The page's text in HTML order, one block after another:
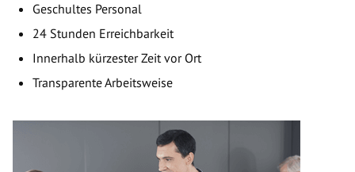
Geschultes Personal
24 Stunden Erreichbarkeit
Innerhalb kürzester Zeit vor Ort
Transparente Arbeitsweise